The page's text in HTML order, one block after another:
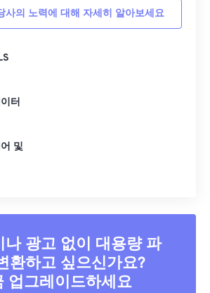
사의 노력에 대해 자세히 알아보세요
터
및
나 광고 없이 대용량 파
환하고 싶으신가요?
업그레이드하세요